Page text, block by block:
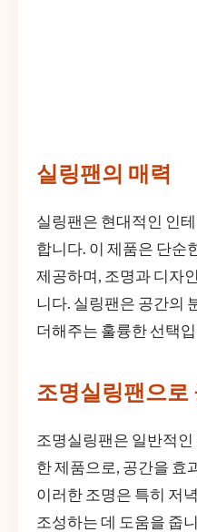
실링팬의 매력
실링팬은 현대적인 인
합니다. 이 제품은 단순
제공하며, 조명과 디자
니다. 실링팬은 공간의
더해주는 훌륭한 선택
조명실링팬으로
조명실링팬은 일반적
한 제품으로, 공간을 효
이러한 조명은 특히 저
조성하는 데 도움을 줍